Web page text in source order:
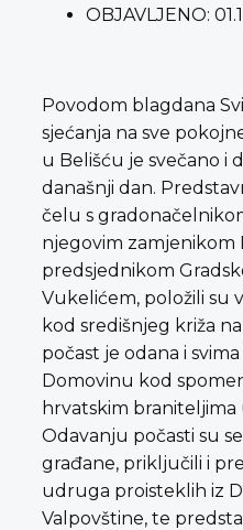
OBJAVLJENO:
Povodom blagdana
sjećanja na sve
u Belišću je svečano i
današnji dan.
čelu s
njegovim zamjenikom
predsjednikom
Vukelićem, položili su
kod središnjeg križa
počast je odana i
Domovinu kod
hrvatskim
Odavanju počasti su
građane, priključili i
udruga proisteklih iz
Valpovštine, te